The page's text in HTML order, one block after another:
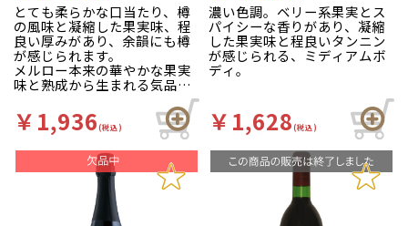
とても柔らかな口当たり、樽
の風味と凝縮した果実味、程
良い厚みがあり、余韻にも樽
が感じられます。
メルロー本来の華やかな果実
味と熟成から生まれる気品あ
るブーケが特徴の上品な赤ワ
インです。
長野県塩尻を代表する品種メ
ルロー種はヨーロッパ原産の
ワイン用黒葡萄品種。世界中
で栽培され、赤ワイン用三大
品種の一つです。長野県はメ
ルロー種の日本最大の産地と
しても有名です。
￥1,936(税込)
濃い色調。ベリー系果実とス
パイシーな香りがあり、凝縮
した果実味と程良いタンニン
が感じられる、ミディアムボ
ディ。
￥1,628(税込)